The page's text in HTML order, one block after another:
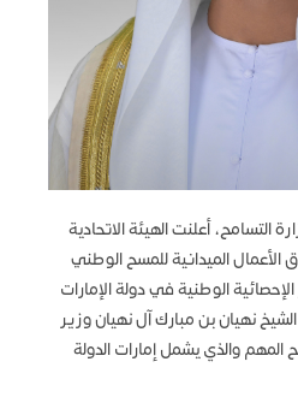
التسامح، أعلنت الهيئة الاتحادية
الأعمال الميدانية للمسح الوطني
الوطنية في دولة الإمارات
نهيان بن مبارك آل نهيان وزير
المهم والذي يشمل إمارات الدولة